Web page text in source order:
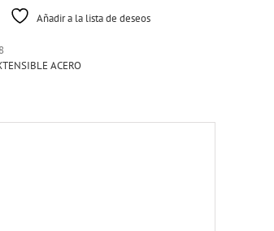
Añadir a la lista de deseos
ACERO